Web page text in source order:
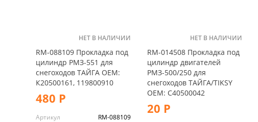
НЕТ В НАЛИЧИИ
RM-088109 Прокладка под
цилиндр РМЗ-551 для
снегоходов ТАЙГА OEM:
К20500161, 119800910
480 Р
Артикул
RM-088109
НЕТ В НАЛИЧИИ
RM-014508 Прокладка под
цилиндр двигателей
РМЗ-500/250 для
снегоходов ТАЙГА/TIKSY
OEM: C40500042
20 Р